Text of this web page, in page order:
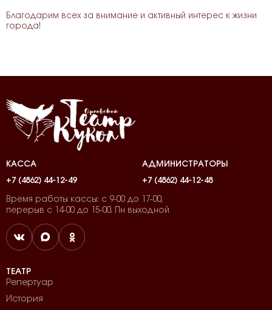
Благодарим всех за внимание и активный интерес к жизни
города!
КАССА
+7 (4862) 44-12-49
АДМИНИСТРАТОРЫ
+7 (4862) 44-12-48
Время работы кассы: с 9-00 до 17-00,
перерыв с 14-00 до 15-00. Пн выходной
ТЕАТР
Репертуар
История